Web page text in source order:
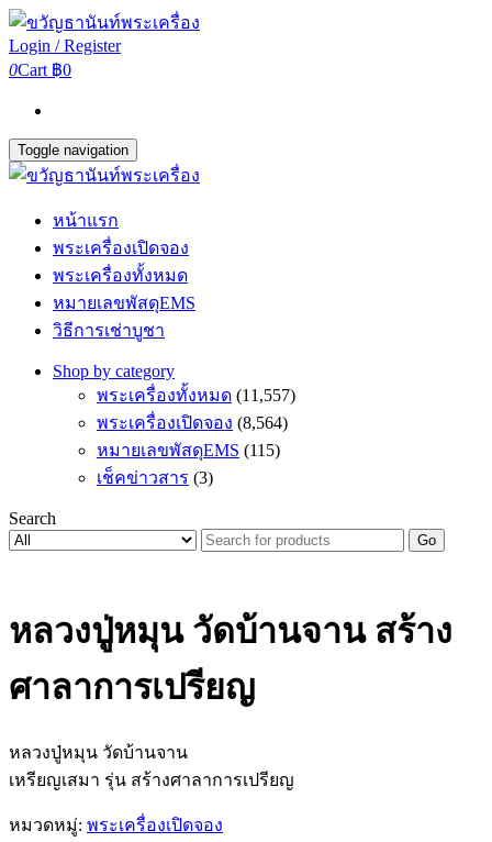
Login / Register
0Cart ฿0
Toggle navigation
หน้าแรก
พระเครื่องเปิดจอง
พระเครื่องทั้งหมด
หมายเลขพัสดุEMS
วิธีการเช่าบูชา
Shop by category
พระเครื่องทั้งหมด (11,557)
พระเครื่องเปิดจอง (8,564)
หมายเลขพัสดุEMS (115)
เช็คข่าวสาร (3)
Search
Go
หลวงปู่หมุน วัดบ้านจาน สร้าง
ศาลาการเปรียญ
หลวงปู่หมุน วัดบ้านจาน
เหรียญเสมา รุ่น สร้างศาลาการเปรียญ
หมวดหมู่: พระเครื่องเปิดจอง